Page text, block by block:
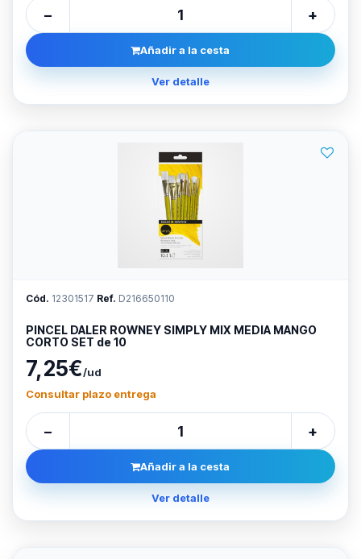
− +
Añadir a la cesta
Ver detalle
Cód. 12301517 Ref. D216650110
PINCEL DALER ROWNEY SIMPLY MIX MEDIA MANGO
CORTO SET de 10
7,25€/ud
Consultar plazo entrega
− +
Añadir a la cesta
Ver detalle